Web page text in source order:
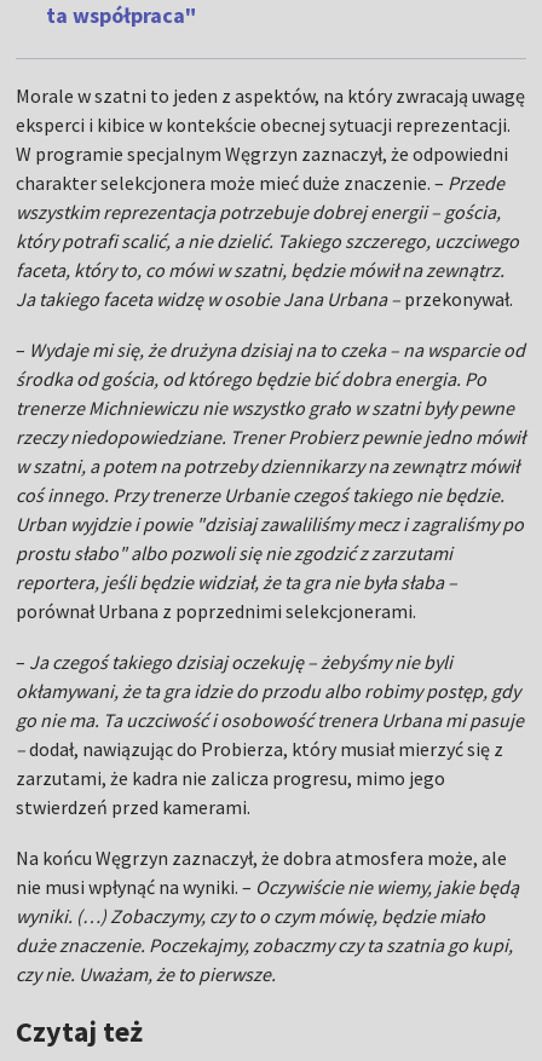
ta współpraca"
Morale w szatni to jeden z aspektów, na który zwracają uwagę
eksperci i kibice w kontekście obecnej sytuacji reprezentacji.
W programie specjalnym Węgrzyn zaznaczył, że odpowiedni
charakter selekcjonera może mieć duże znaczenie. – Przede
wszystkim reprezentacja potrzebuje dobrej energii – gościa,
który potrafi scalić, a nie dzielić. Takiego szczerego, uczciwego
faceta, który to, co mówi w szatni, będzie mówił na zewnątrz.
Ja takiego faceta widzę w osobie Jana Urbana – przekonywał.
– Wydaje mi się, że drużyna dzisiaj na to czeka – na wsparcie od
środka od gościa, od którego będzie bić dobra energia. Po
trenerze Michniewiczu nie wszystko grało w szatni były pewne
rzeczy niedopowiedziane. Trener Probierz pewnie jedno mówił
w szatni, a potem na potrzeby dziennikarzy na zewnątrz mówił
coś innego. Przy trenerze Urbanie czegoś takiego nie będzie.
Urban wyjdzie i powie "dzisiaj zawaliliśmy mecz i zagraliśmy po
prostu słabo" albo pozwoli się nie zgodzić z zarzutami
reportera, jeśli będzie widział, że ta gra nie była słaba –
porównał Urbana z poprzednimi selekcjonerami.
– Ja czegoś takiego dzisiaj oczekuję – żebyśmy nie byli
okłamywani, że ta gra idzie do przodu albo robimy postęp, gdy
go nie ma. Ta uczciwość i osobowość trenera Urbana mi pasuje
–dodał, nawiązując do Probierza, który musiał mierzyć się z
zarzutami, że kadra nie zalicza progresu, mimo jego
stwierdzeń przed kamerami.
Na końcu Węgrzyn zaznaczył, że dobra atmosfera może, ale
nie musi wpłynąć na wyniki. – Oczywiście nie wiemy, jakie będą
wyniki. (…) Zobaczymy, czy to o czym mówię, będzie miało
duże znaczenie. Poczekajmy, zobaczmy czy ta szatnia go kupi,
czy nie. Uważam, że to pierwsze.
Czytaj też